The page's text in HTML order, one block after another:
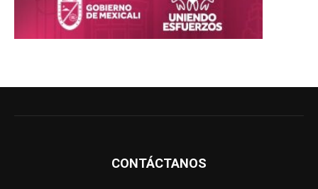
CONTÁCTANOS